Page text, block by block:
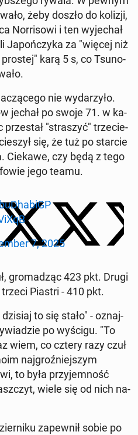
żeby doszło do kolizji,
Nor­ri­so­wi i ten wy­je­chał
Ja­poń­czy­ka za "więcej niż
karą 5 s, co Tsu­no­
nie wy­da­rzy­ło.
jechał po swoje 71. w ka­
prze­stał "stra­szyć" trze­cie­
się, że tuż po starcie
Ciekawe, czy będą z tego
jego teamu.
7, 2025
gro­ma­dząc 423 pkt. Drugi
Piastri - 410 pkt.
to się stało" - oznaj­
po wyścigu. "To
wiem, co cztery razy czuł
naj­groź­niej­szym
to była przy­jem­ność
wiele się od nich na­
za­pew­nił sobie po